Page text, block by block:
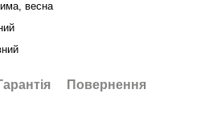
весна
Повернення